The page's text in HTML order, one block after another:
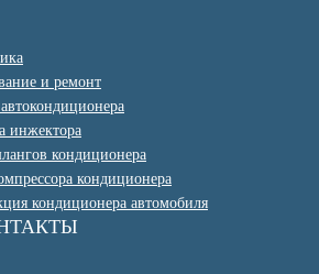
и ремонт
инжектора
кондиционера
кондиционера
кондиционера автомобиля